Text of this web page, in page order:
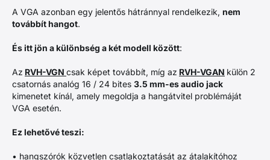
A VGA azonban egy jelentős hátránnyal rendelkezik, nem
továbbít hangot.
És itt jön a különbség a két modell között:
Az RVH-VGN csak képet továbbít, míg az RVH-VGAN külön 2
csatornás analóg 16 / 24 bites 3.5 mm-es audio jack
kimenetet kínál, amely megoldja a hangátvitel problémáját
VGA esetén.
Ez lehetővé teszi:
• hangszórók közvetlen csatlakoztatását az átalakítóhoz